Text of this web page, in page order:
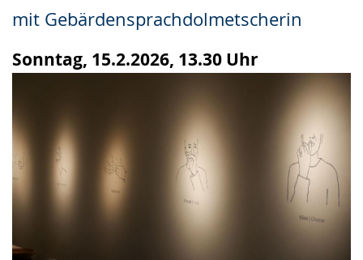
mit Gebärdensprachdolmetscherin
Sonntag, 15.2.2026, 13.30 Uhr
wechseln.
Deutscher
Gebärdensprache
wird